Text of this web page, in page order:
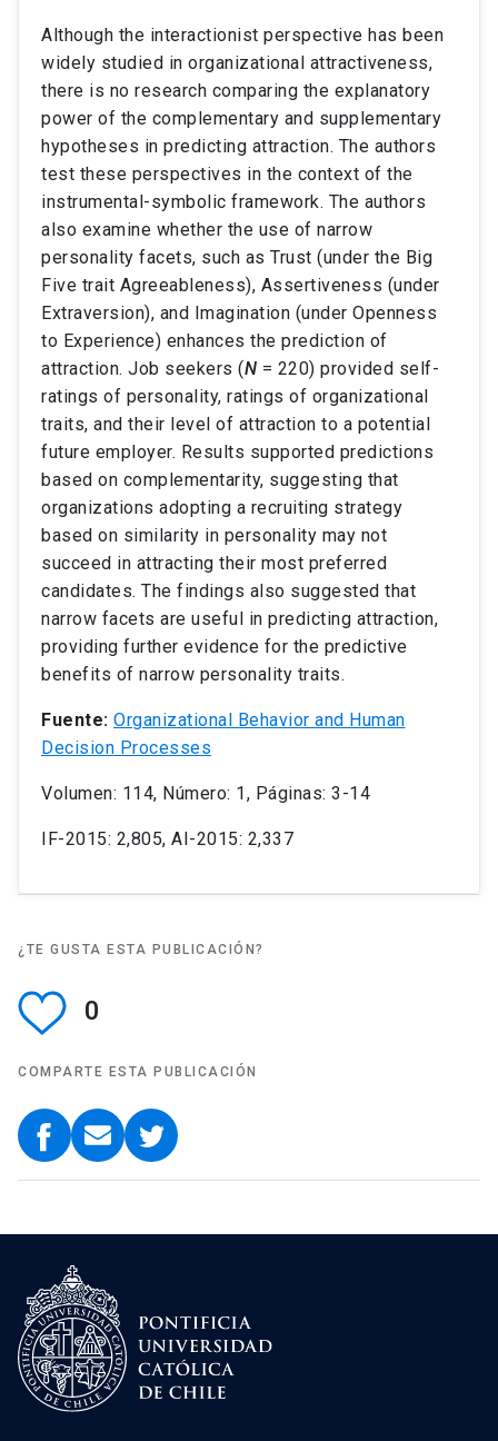
Although the interactionist perspective has been
widely studied in organizational attractiveness,
there is no research comparing the explanatory
power of the complementary and supplementary
hypotheses in predicting attraction. The authors
test these perspectives in the context of the
instrumental-symbolic framework. The authors
also examine whether the use of narrow
personality facets, such as Trust (under the Big
Five trait Agreeableness), Assertiveness (under
Extraversion), and Imagination (under Openness
to Experience) enhances the prediction of
attraction. Job seekers (N = 220) provided self-
ratings of personality, ratings of organizational
traits, and their level of attraction to a potential
future employer. Results supported predictions
based on complementarity, suggesting that
organizations adopting a recruiting strategy
based on similarity in personality may not
succeed in attracting their most preferred
candidates. The findings also suggested that
narrow facets are useful in predicting attraction,
providing further evidence for the predictive
benefits of narrow personality traits.
Fuente: Organizational Behavior and Human
Decision Processes
Volumen: 114, Número: 1, Páginas: 3-14
IF-2015: 2,805, AI-2015: 2,337
¿TE GUSTA ESTA PUBLICACIÓN?
0
COMPARTE ESTA PUBLICACIÓN